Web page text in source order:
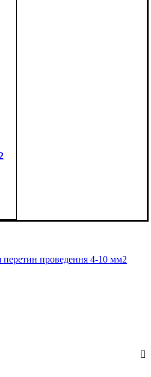
перетин проведення 4-10 мм2